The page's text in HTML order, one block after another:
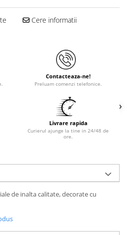
Cere informatii
Contacteaza-ne!
Preluam comenzi telefonice.
Livrare rapida
Curierul ajunge la tine in 24/48 de
ore.
de inalta calitate, decorate cu